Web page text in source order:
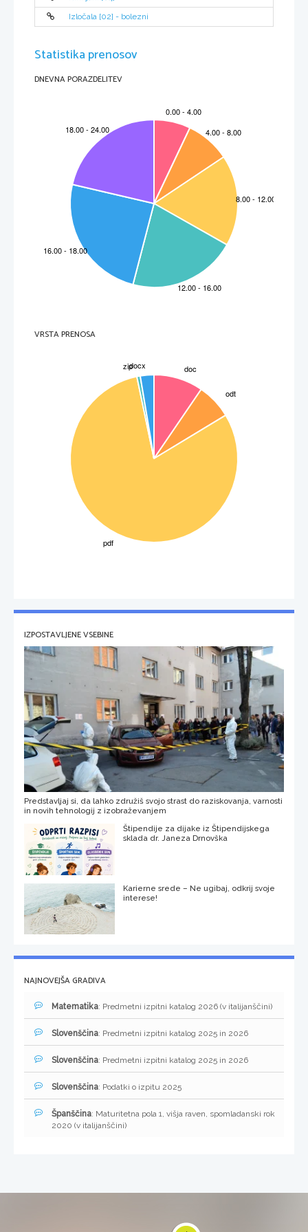
Gaj   Julij   Cezar   je   eden   najbolj   znanih   predstavnikov   starega   rimskega   sveta.   Bil   je
vsestranski   –   general   rimske   vojske,   politik,   državnik,   in   zgodovinopisec.   Ljudje   so   ga
oboževali, ker je bil voditelj velesile tistega časa. Ta moč in slava pa sta ga stali življenja.
Sedem egipčanskih kraljic se je imenovalo Kleopatra, a najbolj znana je bila zadnja;
Kleopatra VII.
Kleopatra VII je bila zelo inteligentna in predana svoji državi. Tekoče je govorila devet
jezikov, a latinščina ni bila med njimi. Bila je matematičarka in zelo dobra poslovna ženska.
Pristno je spoštovala Julija Cezarja, katerega inteligenca in razum sta se lahko kosala z njeno.
Mark Antonij jo je po drugi strani spravil na rob pameti s svojim pomankanjem inteligence in
svojimi izpadi. Borila se je za svojo državo. Imela je karizmatično osebnost, bila je rojen
vodja in ambiciozen vladar.
Gaj Julij Cezar
3. GAJ JULIJ CEZAR
Izločala [02] - bolezni
Statistika prenosov
DNEVNA PORAZDELITEV
VRSTA PRENOSA
IZPOSTAVLJENE VSEBINE
Predstavljaj si, da lahko združiš svojo strast do raziskovanja, varnosti
in novih tehnologij z izobraževanjem
Štipendije za dijake iz Štipendijskega
sklada dr. Janeza Drnovška
Karierne srede – Ne ugibaj, odkrij svoje
interese!
NAJNOVEJŠA GRADIVA
Matematika: Predmetni izpitni katalog 2026 (v italijanščini)
Slovenščina: Predmetni izpitni katalog 2025 in 2026
Slovenščina: Predmetni izpitni katalog 2025 in 2026
Slovenščina: Podatki o izpitu 2025
Španščina: Maturitetna pola 1, višja raven, spomladanski rok
2020 (v italijanščini)